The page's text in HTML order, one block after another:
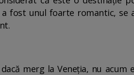
fost unul foarte romantic, se
merg la Veneția, nu acum